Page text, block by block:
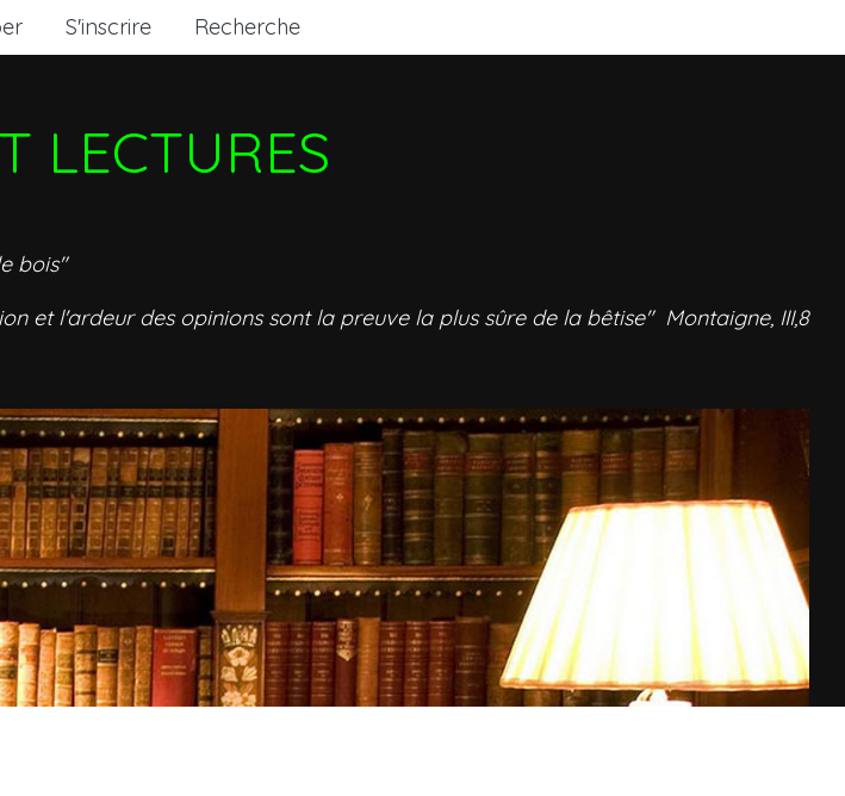
S'inscrire Recherche
LECTURES
bois"
et l'ardeur des opinions sont la preuve la plus sûre de la bêtise" Montaigne, III,8